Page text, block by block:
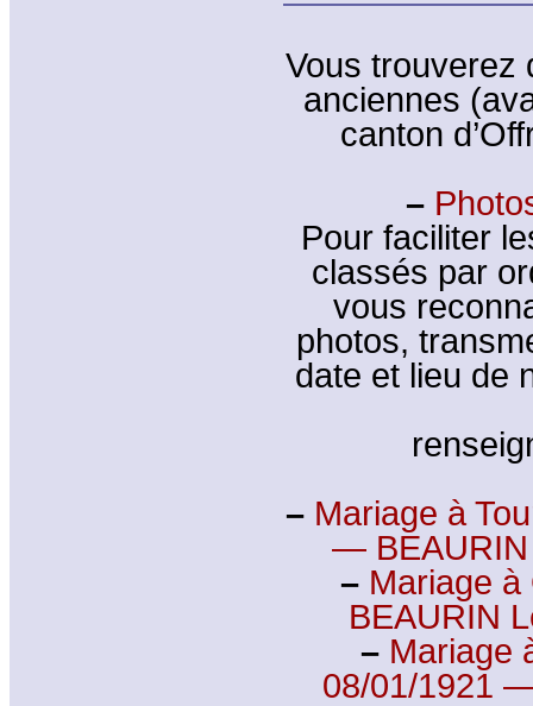
Vous trouverez
anciennes
canton
–
Pour faciliter
classés par
vous
photos,
date et lieu de
– Mariage à
— BEAURIN
– Mariage
BEAURIN
– Mariage
08/01/1921